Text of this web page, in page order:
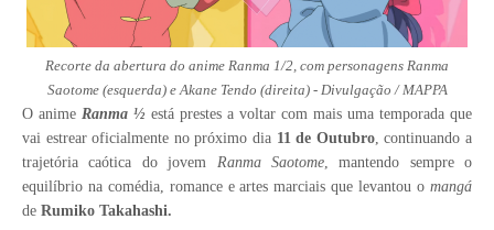
Recorte da abertura do anime Ranma 1/2, com personagens Ranma
Saotome (esquerda) e Akane Tendo (direita) - Divulgação / MAPPA
O anime Ranma ½ está prestes a voltar com mais uma temporada que
vai estrear oficialmente no próximo dia 11 de Outubro, continuando a
trajetória caótica do jovem Ranma Saotome, mantendo sempre o
equilíbrio na comédia, romance e artes marciais que levantou o mangá
de Rumiko Takahashi.